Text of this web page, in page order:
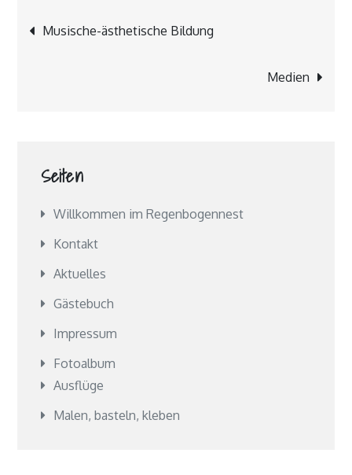
Beitragsnavigation
Musische-ästhetische Bildung
Medien
Seiten
Willkommen im Regenbogennest
Kontakt
Aktuelles
Gästebuch
Impressum
Fotoalbum
Ausflüge
Malen, basteln, kleben